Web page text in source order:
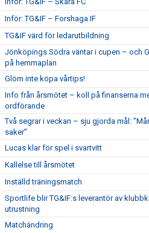
Inför: TG&IF – Forshaga IF
TG&IF värd för ledarutbildning
Jönköpings Södra väntar i cupen – och
på hemmaplan
Glöm inte köpa vårtips!
Info från årsmötet – koll på finanserna
ordförande
Två segrar i veckan – sju gjorda mål:
saker”
Lucas klar för spel i svartvitt
Kallelse till årsmötet
Inställd träningsmatch
Sportlife blir TG&IF:s leverantör av
utrustning
Matchändring